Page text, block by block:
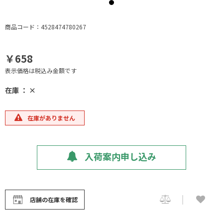
商品コード：4528474780267
￥658
表示価格は税込み金額です
在庫 ： ×
在庫がありません
入荷案内申し込み
店舗の在庫を確認